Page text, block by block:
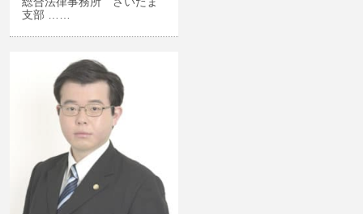
不正競争防止法
住居侵入等
名誉棄損・侮辱
支部 ……